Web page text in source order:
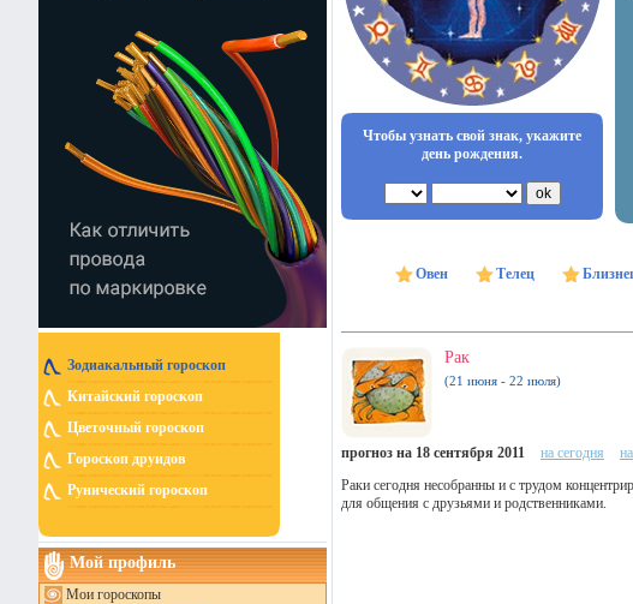
Зодиакальный гороскоп
Китайский гороскоп
Цветочный гороскоп
Гороскоп друидов
Рунический гороскоп
Мой профиль
Мои гороскопы
Чтобы узнать свой знак, укажите
день рождения.
Овен Телец
Рак
(21 июня - 22 июля)
прогноз на 18 сентября 2011 на сегодня
Раки сегодня несобранны и с трудом
для общения с друзьями и родственниками.